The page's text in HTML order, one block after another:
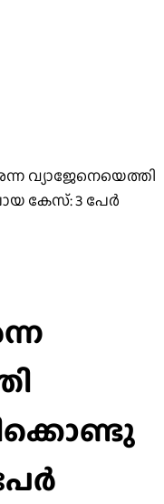
വ്യാജേനെയെത്തി
കേസ്: 3 പേർ